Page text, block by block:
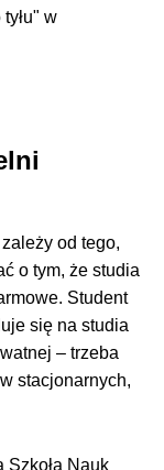
w
od tego,
o tym, że studia
Student
się na studia
– trzeba
stacjonarnych,
Szkoła Nauk